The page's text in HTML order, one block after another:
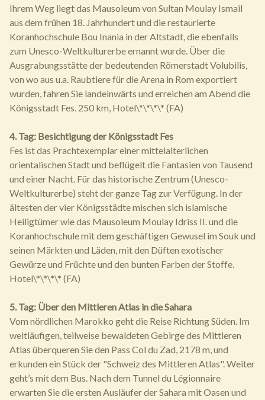
Ihrem Weg liegt das Mausoleum von Sultan Moulay Ismail
aus dem frühen 18. Jahrhundert und die restaurierte
Koranhochschule Bou Inania in der Altstadt, die ebenfalls
zum Unesco-Weltkulturerbe ernannt wurde. Über die
Ausgrabungsstätte der bedeutenden Römerstadt Volubilis,
von wo aus u.a. Raubtiere für die Arena in Rom exportiert
wurden, fahren Sie landeinwärts und erreichen am Abend die
Königsstadt Fes. 250 km, Hotel\*\*\*\* (FA)
4. Tag: Besichtigung der Königsstadt Fes
Fes ist das Prachtexemplar einer mittelalterlichen
orientalischen Stadt und beflügelt die Fantasien von Tausend
und einer Nacht. Für das historische Zentrum (Unesco-
Weltkulturerbe) steht der ganze Tag zur Verfügung. In der
ältesten der vier Königsstädte mischen sich islamische
Heiligtümer wie das Mausoleum Moulay Idriss II. und die
Koranhochschule mit dem geschäftigen Gewusel im Souk und
seinen Märkten und Läden, mit den Düften exotischer
Gewürze und Früchte und den bunten Farben der Stoffe.
Hotel\*\*\*\* (FA)
5. Tag: Über den Mittleren Atlas in die Sahara
Vom nördlichen Marokko geht die Reise Richtung Süden. Im
weitläufigen, teilweise bewaldeten Gebirge des Mittleren
Atlas überqueren Sie den Pass Col du Zad, 2178 m, und
erkunden ein Stück der "Schweiz des Mittleren Atlas". Weiter
geht’s mit dem Bus. Nach dem Tunnel du Légionnaire
erwarten Sie die ersten Ausläufer der Sahara mit Oasen und